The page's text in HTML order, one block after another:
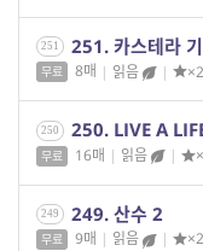
251 251. 카스테라
무료 8매 | 읽음 |
250 250. LIVE A
무료 16매 | 읽음 |
249 249. 산수 2
무료 9매 | 읽음 |